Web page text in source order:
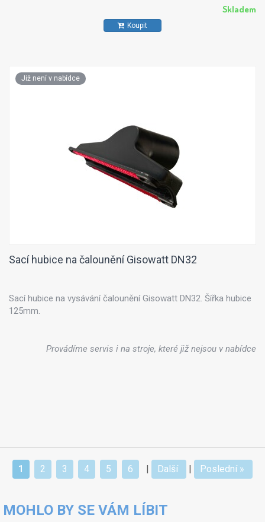
Skladem
Koupit
Již není v nabídce
Sací hubice na čalounění Gisowatt DN32
Sací hubice na vysávání čalounění Gisowatt DN32. Šířka hubice
125mm.
Provádíme servis i na stroje, které již nejsou v nabídce
1 2 3 4 5 6 | Další | Poslední »
MOHLO BY SE VÁM LÍBIT